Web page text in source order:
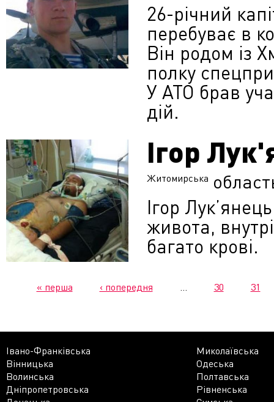
26-річний
перебуває в
Він родом із
полку
У АТО брав
дій.
Ігор
Житомирська
Ігор
живота,
багато крові.
« перша ‹ попередня 30 31
Івано-Франківська
Миколаївська
Вінницька
Одеська
Волинська
Полтавська
Дніпропетровська
Рівненська